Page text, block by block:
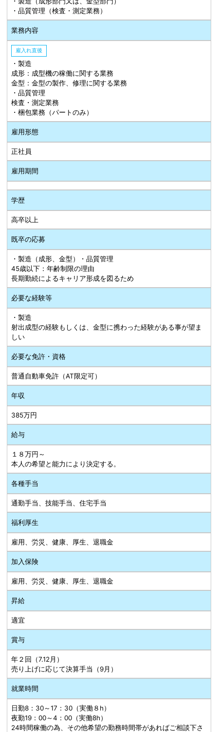
・品質管理（検査・測定業務）
業務内容
雇入れ直後
・製造
成形：成型機の稼働に関する業務
金型：金型の製作、修理に関する業務
・品質管理
検査・測定業務
・梱包業務（パートのみ）
雇用形態
正社員
雇用期間
学歴
高卒以上
既卒の応募
・製造（成形、金型）・品質管理
45歳以下：年齢制限の理由
長期勤続によるキャリア形成を図るため
必要な経験等
・製造
射出成型の経験もしくは、金型に携わった経験がある事が望ま
しい
必要な免許・資格
普通自動車免許（AT限定可）
年収
385万円
給与
１８万円～
本人の希望と能力により決定する。
各種手当
通勤手当、技能手当、住宅手当
福利厚生
雇用、労災、健康、厚生、退職金
加入保険
雇用、労災、健康、厚生、退職金
昇給
適宜
賞与
年２回（7.12月）
売り上げに応じて決算手当（9月）
就業時間
日勤8：30～17：30（実働８h）
夜勤19：00～4：00（実働8h）
24時間稼働の為、その他希望の勤務時間帯があればご相談下さ